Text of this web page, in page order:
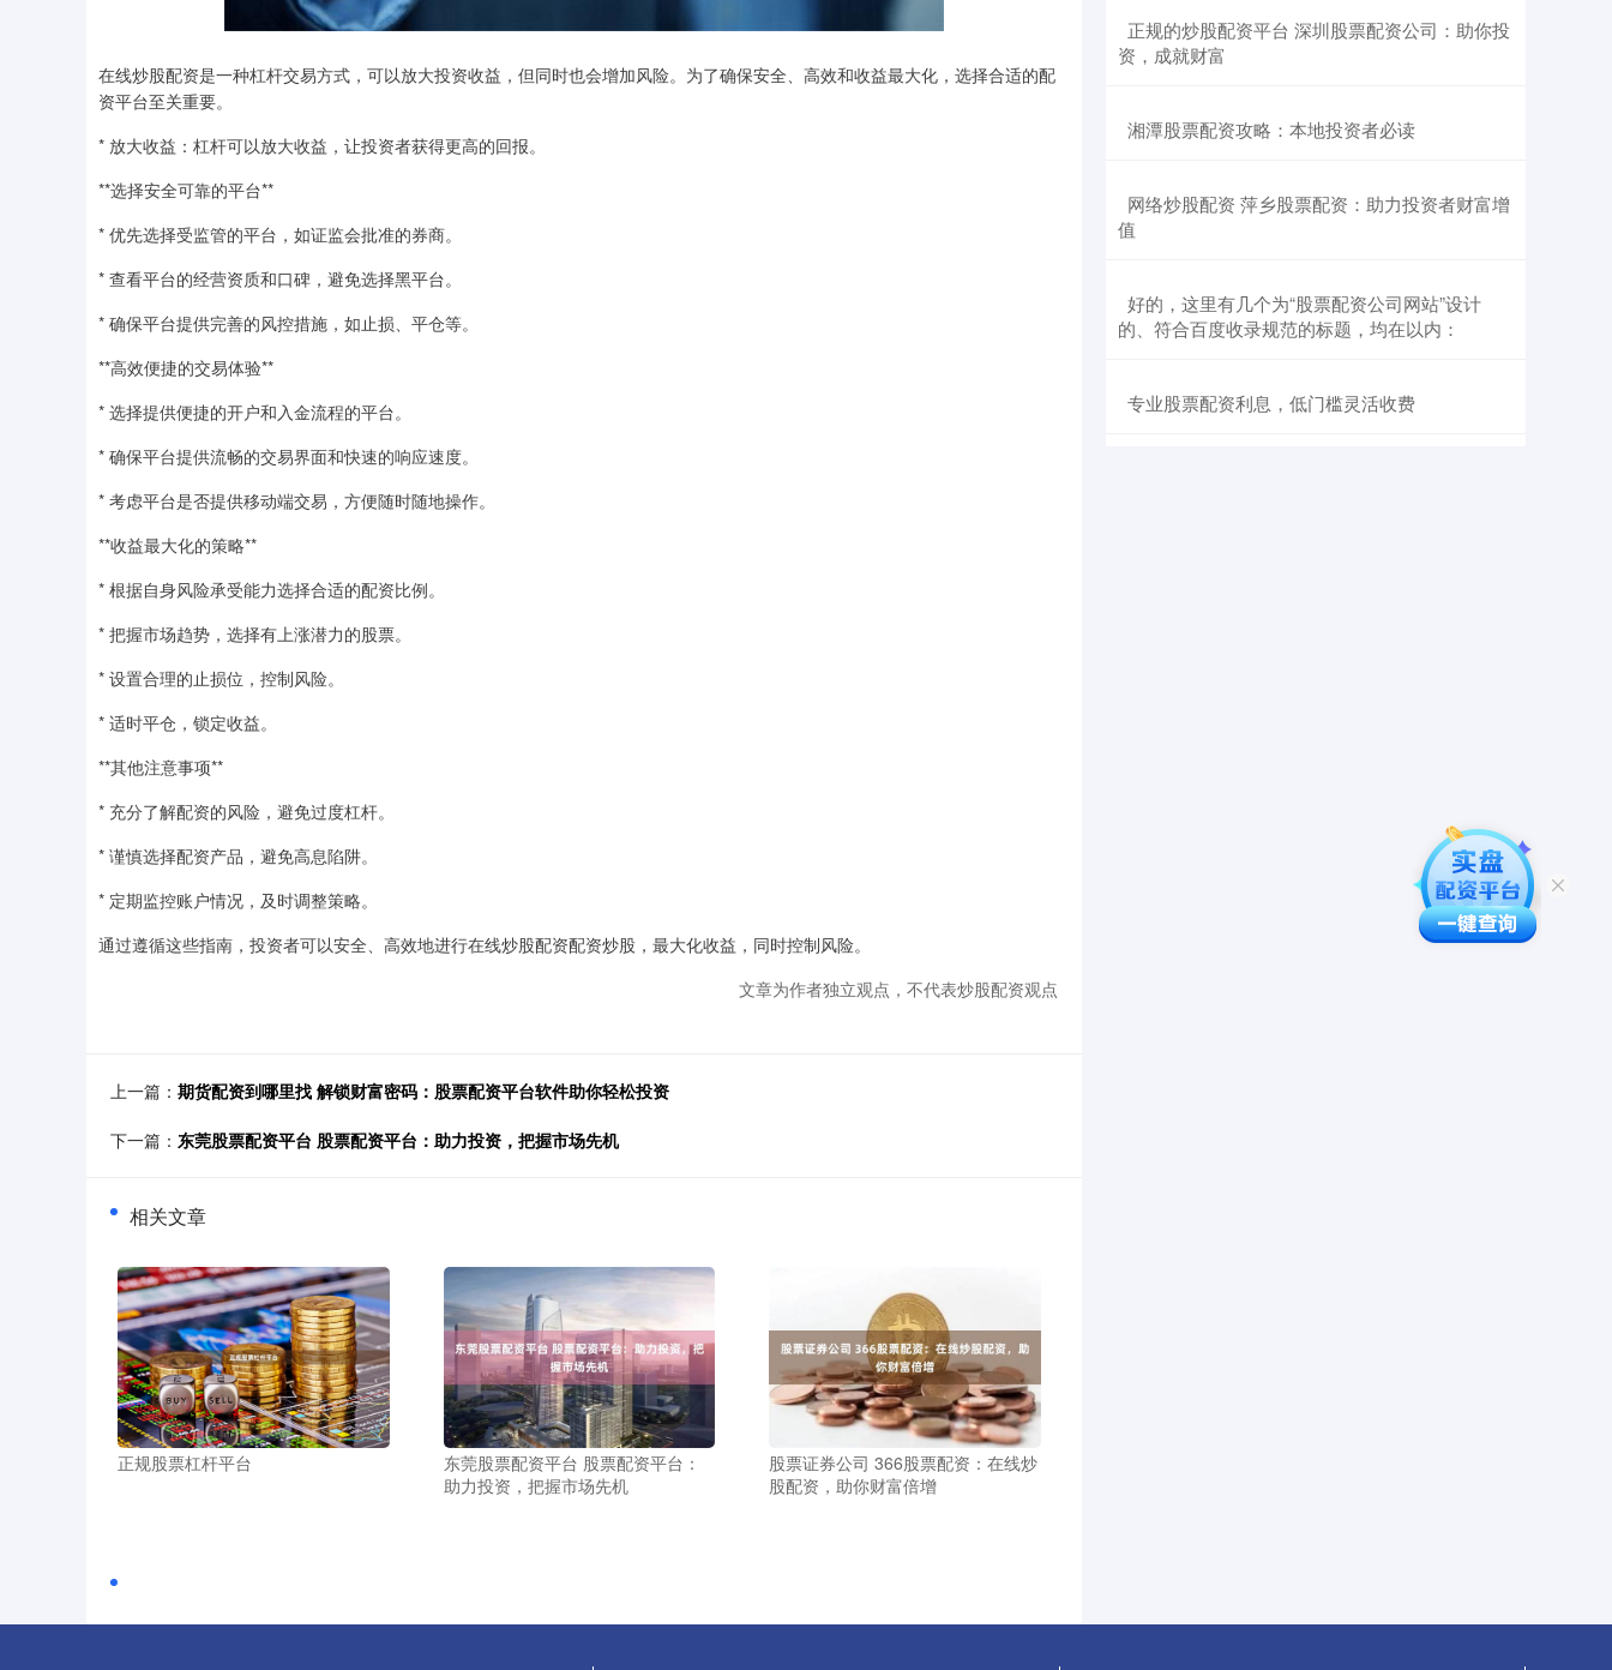
在线炒股配资是一种杠杆交易方式，可以放大投资收益，但同时也会增加风险。为了确保安全、高效和收益最大化，选择合适的配
资平台至关重要。
* 放大收益：杠杆可以放大收益，让投资者获得更高的回报。
**选择安全可靠的平台**
* 优先选择受监管的平台，如证监会批准的券商。
* 查看平台的经营资质和口碑，避免选择黑平台。
* 确保平台提供完善的风控措施，如止损、平仓等。
**高效便捷的交易体验**
* 选择提供便捷的开户和入金流程的平台。
* 确保平台提供流畅的交易界面和快速的响应速度。
* 考虑平台是否提供移动端交易，方便随时随地操作。
**收益最大化的策略**
* 根据自身风险承受能力选择合适的配资比例。
* 把握市场趋势，选择有上涨潜力的股票。
* 设置合理的止损位，控制风险。
* 适时平仓，锁定收益。
**其他注意事项**
* 充分了解配资的风险，避免过度杠杆。
* 谨慎选择配资产品，避免高息陷阱。
* 定期监控账户情况，及时调整策略。
通过遵循这些指南，投资者可以安全、高效地进行在线炒股配资配资炒股，最大化收益，同时控制风险。
文章为作者独立观点，不代表炒股配资观点
上一篇： 期货配资到哪里找 解锁财富密码：股票配资平台软件助你轻松投资
下一篇： 东莞股票配资平台 股票配资平台：助力投资，把握市场先机
相关文章
正规股票杠杆平台
东莞股票配资平台 股票配资平台：
助力投资，把握市场先机
股票证券公司 366股票配资：在线炒
股配资，助你财富倍增
​正规的炒股配资平台 深圳股票配资公司：助你投
资，成就财富
​湘潭股票配资攻略：本地投资者必读
​网络炒股配资 萍乡股票配资：助力投资者财富增
值
​好的，这里有几个为“股票配资公司网站”设计
的、符合百度收录规范的标题，均在以内：
​专业股票配资利息，低门槛灵活收费